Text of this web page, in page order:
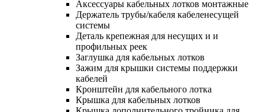
Аксессуары кабельных лотков монтажные
Держатель трубы/кабеля кабеленесущей
системы
Деталь крепежная для несущих и и
профильных реек
Заглушка для кабельных лотков
Зажим для крышки системы поддержки
кабелей
Кронштейн для кабельного лотка
Крышка для кабельных лотков